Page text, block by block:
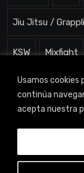
Usamos cookies
continúa
acepta nuestra
Jiu Jitsu /
KSW Mixfight
One
TITAN